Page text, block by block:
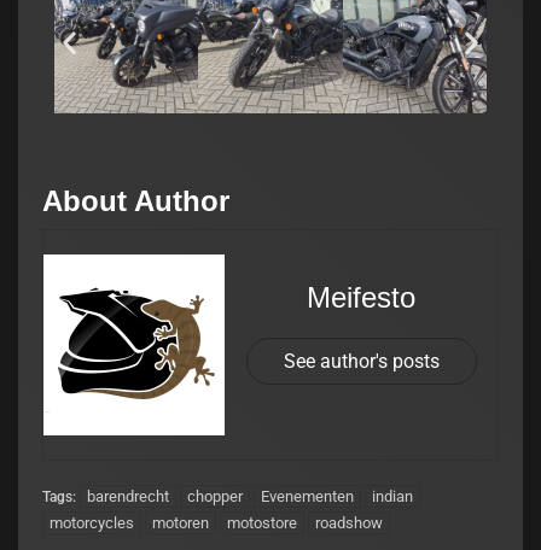
About Author
Meifesto
See author's posts
Tags: barendrecht chopper Evenementen
indian
motorcycles
motoren motostore roadshow